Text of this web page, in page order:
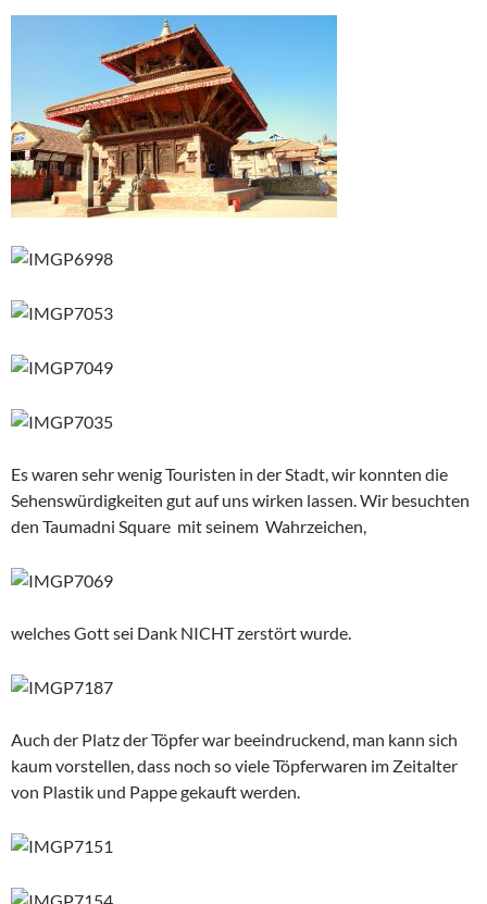
Es waren sehr wenig Touristen in der Stadt, wir konnten die
Sehenswürdigkeiten gut auf uns wirken lassen. Wir besuchten
den Taumadni Square mit seinem Wahrzeichen,
welches Gott sei Dank NICHT zerstört wurde.
Auch der Platz der Töpfer war beeindruckend, man kann sich
kaum vorstellen, dass noch so viele Töpferwaren im Zeitalter
von Plastik und Pappe gekauft werden.